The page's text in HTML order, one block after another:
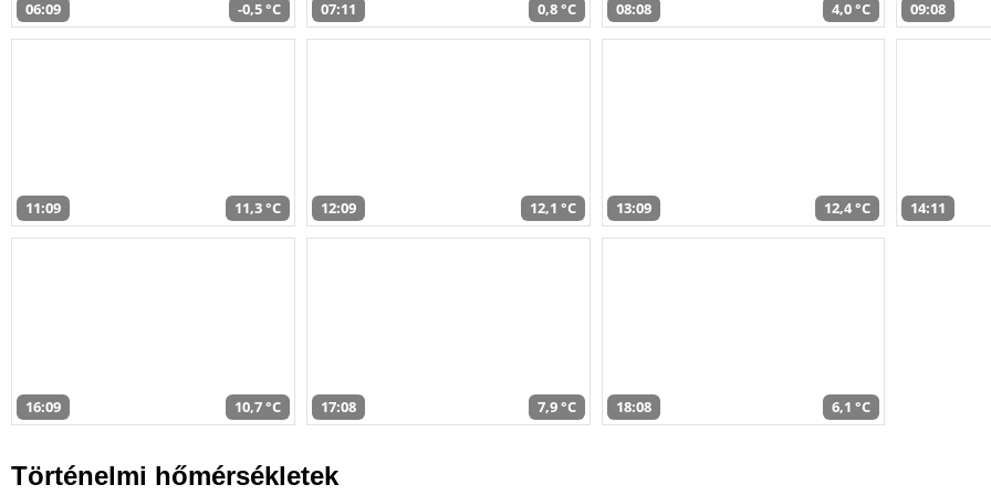
06:09 -0,5 °C 07:11 0,8 °C 08:08 4,0 °C 09:08
11:09 11,3 °C 12:09 12,1 °C 13:09 12,4 °C 14:11
16:09 10,7 °C 17:08 7,9 °C 18:08 6,1 °C
Történelmi hőmérsékletek